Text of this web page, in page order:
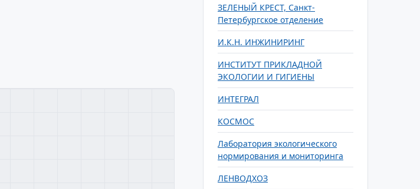
ЗЕЛЕНЫЙ КРЕСТ, Санкт-
Петербургское отделение
И.К.Н. ИНЖИНИРИНГ
ИНСТИТУТ ПРИКЛАДНОЙ
ЭКОЛОГИИ И ГИГИЕНЫ
ИНТЕГРАЛ
КОСМОС
Лаборатория экологического
нормирования и мониторинга
ЛЕНВОДХОЗ